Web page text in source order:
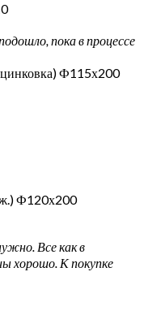
пока в процессе
Ф115х200
Ф120х200
Все как в
хорошо. К покупке